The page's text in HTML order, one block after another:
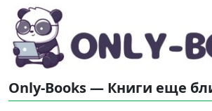
Only-Books — Книги еще